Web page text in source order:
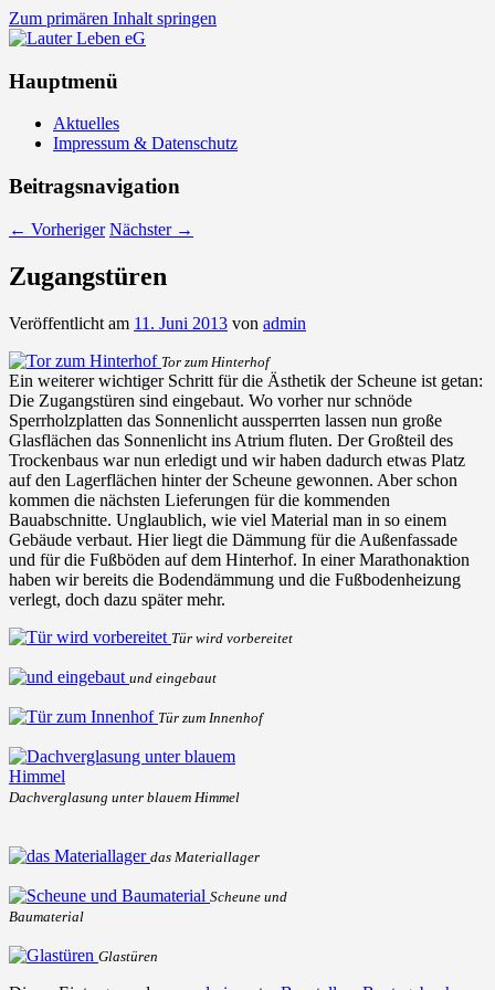
Zum primären Inhalt springen
Lauter Leben eG
Hauptmenü
Aktuelles
Impressum & Datenschutz
Beitragsnavigation
← Vorheriger Nächster →
Zugangstüren
Veröffentlicht am 11. Juni 2013 von admin
Tor zum Hinterhof
Ein weiterer wichtiger Schritt für die Ästhetik der Scheune ist getan:
Die Zugangstüren sind eingebaut. Wo vorher nur schnöde
Sperrholzplatten das Sonnenlicht aussperrten lassen nun große
Glasflächen das Sonnenlicht ins Atrium fluten. Der Großteil des
Trockenbaus war nun erledigt und wir haben dadurch etwas Platz
auf den Lagerflächen hinter der Scheune gewonnen. Aber schon
kommen die nächsten Lieferungen für die kommenden
Bauabschnitte. Unglaublich, wie viel Material man in so einem
Gebäude verbaut. Hier liegt die Dämmung für die Außenfassade
und für die Fußböden auf dem Hinterhof. In einer Marathonaktion
haben wir bereits die Bodendämmung und die Fußbodenheizung
verlegt, doch dazu später mehr.
Tür wird vorbereitet
und eingebaut
Tür zum Innenhof
Dachverglasung unter blauem Himmel
das Materiallager
Scheune und
Baumaterial
Glastüren